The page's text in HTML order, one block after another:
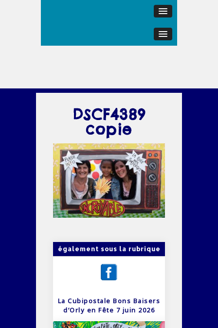
DSCF4389
copie
également sous la rubrique
La Cubipostale Bons Baisers
d’Orly en Fête 7 juin 2026